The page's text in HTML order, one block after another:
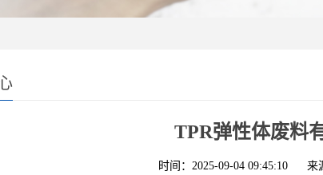
TPR弹性体废料
时间：2025-09-04 09:45:10 来